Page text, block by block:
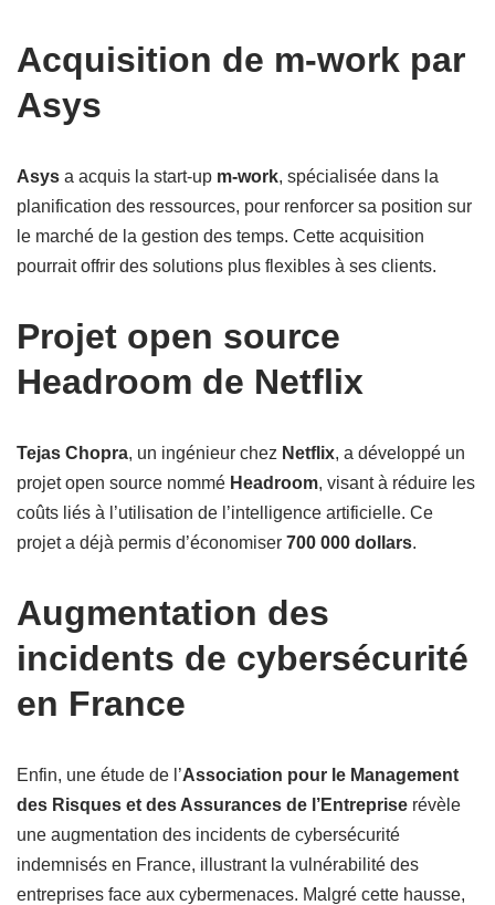
Acquisition de m-work par
Asys
Asys a acquis la start-up m-work, spécialisée dans la
planification des ressources, pour renforcer sa position sur
le marché de la gestion des temps. Cette acquisition
pourrait offrir des solutions plus flexibles à ses clients.
Projet open source
Headroom de Netflix
Tejas Chopra, un ingénieur chez Netflix, a développé un
projet open source nommé Headroom, visant à réduire les
coûts liés à l’utilisation de l’intelligence artificielle. Ce
projet a déjà permis d’économiser 700 000 dollars.
Augmentation des
incidents de cybersécurité
en France
Enfin, une étude de l’Association pour le Management
des Risques et des Assurances de l’Entreprise révèle
une augmentation des incidents de cybersécurité
indemnisés en France, illustrant la vulnérabilité des
entreprises face aux cybermenaces. Malgré cette hausse,